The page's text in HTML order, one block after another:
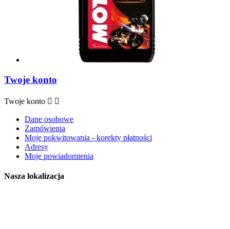
Twoje konto
Twoje konto  
Dane osobowe
Zamówienia
Moje pokwitowania - korekty płatności
Adresy
Moje powiadomienia
Nasza lokalizacja